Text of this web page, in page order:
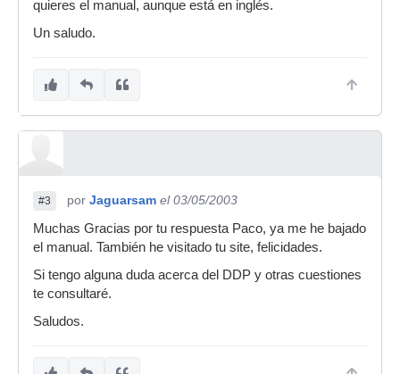
quieres el manual, aunque está en inglés.
Un saludo.
#3 por Jaguarsam el 03/05/2003
Muchas Gracias por tu respuesta Paco, ya me he bajado
el manual. También he visitado tu site, felicidades.
Si tengo alguna duda acerca del DDP y otras cuestiones
te consultaré.
Saludos.